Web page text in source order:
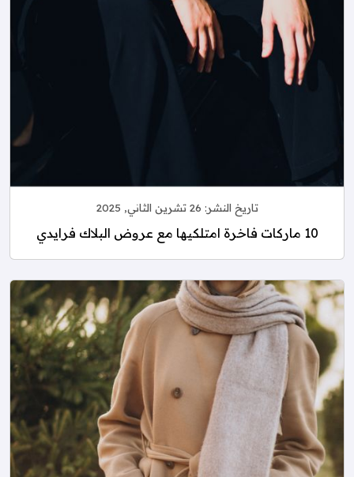
تاريخ النشر: 26 تشرين الثاني, 2025
10 ماركات فاخرة امتلكيها مع عروض البلاك فرايدي